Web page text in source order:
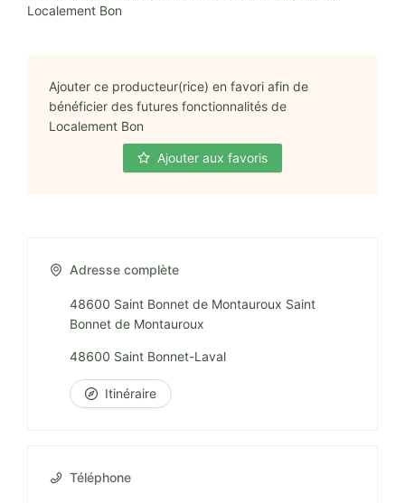
Localement Bon
Ajouter ce producteur(rice) en favori afin de
bénéficier des futures fonctionnalités de
Localement Bon
Ajouter aux favoris
Adresse complète
48600 Saint Bonnet de Montauroux Saint
Bonnet de Montauroux
48600 Saint Bonnet-Laval
Itinéraire
Téléphone